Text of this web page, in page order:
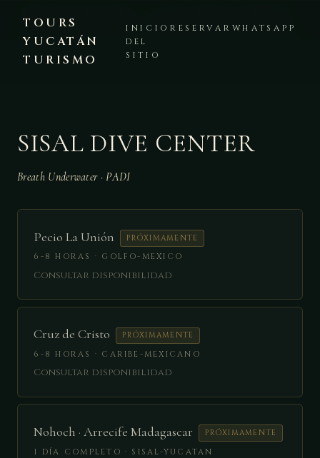
TOURS
YUCATÁN
TURISMO
INICIO
DEL
SITIO
RESERVAR WHATSAPP
PLATAFORMA VERIFICADA · 💬 WHATSAPP +52 999 225 8441
SISAL DIVE CENTER
Breath Underwater · PADI
Pecio La Unión PRÓXIMAMENTE
6-8 HORAS · GOLFO-MEXICO
Consultar disponibilidad
Cruz de Cristo PRÓXIMAMENTE
6-8 HORAS · CARIBE-MEXICANO
Consultar disponibilidad
Nohoch · Arrecife Madagascar PRÓXIMAMENTE
1 DÍA COMPLETO · SISAL-YUCATAN